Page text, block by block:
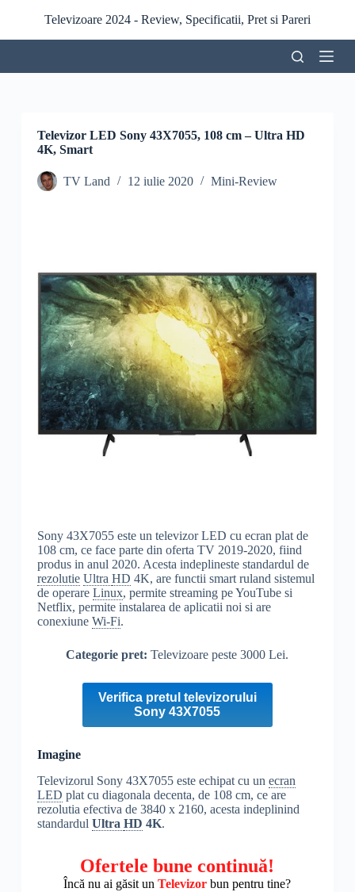
r
l
Televizoare 2024 - Review, Specificatii, Pret si Pareri
Televizor LED Sony 43X7055, 108 cm – Ultra HD
4K, Smart
TV Land 12 iulie 2020 Mini-Review
Sony 43X7055 este un televizor LED cu ecran plat de
108 cm, ce face parte din oferta TV 2019-2020, fiind
produs in anul 2020. Acesta indeplineste standardul de
rezolutie Ultra HD 4K, are functii smart ruland sistemul
de operare Linux, permite streaming pe YouTube si
Netflix, permite instalarea de aplicatii noi si are
conexiune Wi-Fi.
Categorie pret:Televizoare peste 3000 Lei.
Verifica pretul televizorului
Sony 43X7055
Imagine
Televizorul Sony 43X7055 este echipat cu un ecran
LED plat cu diagonala decenta, de 108 cm, ce are
rezolutia efectiva de 3840 x 2160, acesta indeplinind
standardul Ultra HD 4K.
Ofertele bune continuă!
Încă nu ai găsit unTelevizorbun pentru tine?